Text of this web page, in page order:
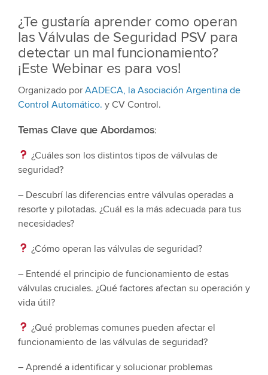
¿Te gustaría aprender como operan
las Válvulas de Seguridad PSV para
detectar un mal funcionamiento?
¡Este Webinar es para vos!
Organizado por AADECA, la Asociación Argentina de
Control Automático. y CV Control.
Temas Clave que Abordamos:
¿Cuáles son los distintos tipos de válvulas de
seguridad?
– Descubrí las diferencias entre válvulas operadas a
resorte y pilotadas. ¿Cuál es la más adecuada para tus
necesidades?
¿Cómo operan las válvulas de seguridad?
– Entendé el principio de funcionamiento de estas
válvulas cruciales. ¿Qué factores afectan su operación y
vida útil?
¿Qué problemas comunes pueden afectar el
funcionamiento de las válvulas de seguridad?
– Aprendé a identificar y solucionar problemas